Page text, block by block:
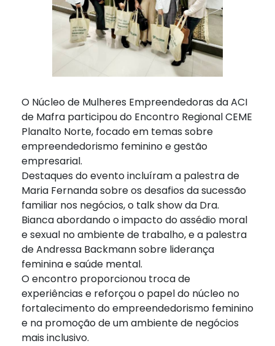
O Núcleo de Mulheres Empreendedoras da ACI
de Mafra participou do Encontro Regional CEME
Planalto Norte, focado em temas sobre
empreendedorismo feminino e gestão
empresarial.
Destaques do evento incluíram a palestra de
Maria Fernanda sobre os desafios da sucessão
familiar nos negócios, o talk show da Dra.
Bianca abordando o impacto do assédio moral
e sexual no ambiente de trabalho, e a palestra
de Andressa Backmann sobre liderança
feminina e saúde mental.
O encontro proporcionou troca de
experiências e reforçou o papel do núcleo no
fortalecimento do empreendedorismo feminino
e na promoção de um ambiente de negócios
mais inclusivo.